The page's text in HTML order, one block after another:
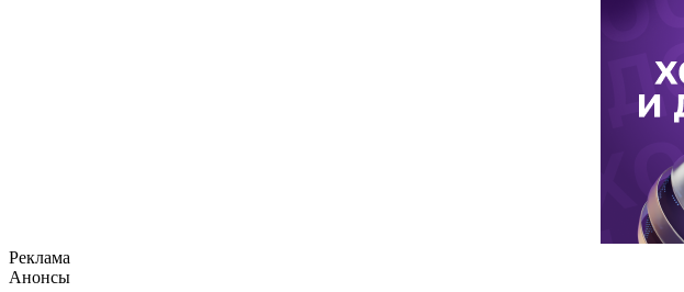
Реклама
Анонсы